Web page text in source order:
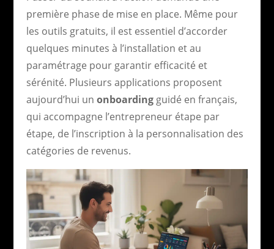
première phase de mise en place. Même pour
les outils gratuits, il est essentiel d’accorder
quelques minutes à l’installation et au
paramétrage pour garantir efficacité et
sérénité. Plusieurs applications proposent
aujourd’hui un onboardingguidé en français,
qui accompagne l’entrepreneur étape par
étape, de l’inscription à la personnalisation des
catégories de revenus.